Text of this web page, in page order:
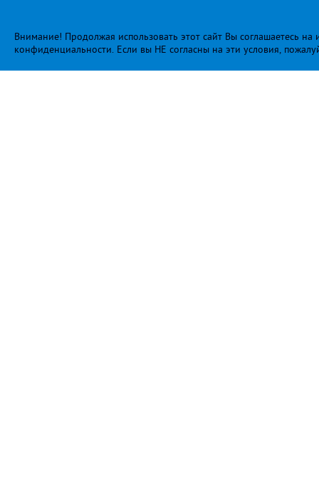
Внимание! Продолжая использовать этот сайт Вы соглашаетесь
конфиденциальности. Если вы НЕ согласны на эти условия,